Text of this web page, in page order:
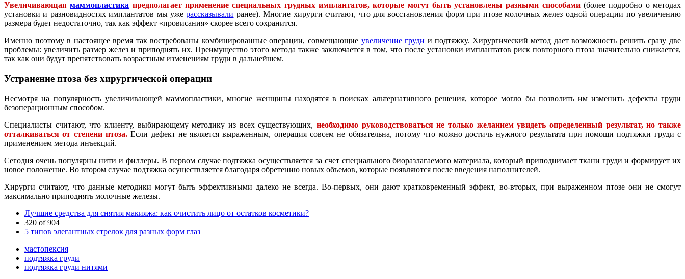
Увеличивающаямаммопластика предполагает применение специальных грудных имплантатов, которые могут быть установлены разными способами(более подробно о методах
установки и разновидностях имплантатов мы ужерассказывали ранее). Многие хирурги считают, что для восстановления форм при птозе молочных желез одной операции по увеличению
размера будет недостаточно, так как эффект «провисания» скорее всего сохранится.
Именно поэтому в настоящее время так востребованы комбинированные операции, совмещающие увеличение груди и подтяжку. Хирургический метод дает возможность решить сразу две
проблемы: увеличить размер желез и приподнять их. Преимущество этого метода также заключается в том, что после установки имплантатов риск повторного птоза значительно снижается,
так как они будут препятствовать возрастным изменениям груди в дальнейшем.
Устранение птоза без хирургической операции
Несмотря на популярность увеличивающей маммопластики, многие женщины находятся в поисках альтернативного решения, которое могло бы позволить им изменить дефекты груди
безоперационным способом.
Специалисты считают, что клиенту, выбирающему методику из всех существующих, необходимо руководствоваться не только желанием увидеть определенный результат, но также
отталкиваться от степени птоза.Если дефект не является выраженным, операция совсем не обязательна, потому что можно достичь нужного результата при помощи подтяжки груди с
применением метода инъекций.
Сегодня очень популярны нити и филлеры. В первом случае подтяжка осуществляется за счет специального биоразлагаемого материала, который приподнимает ткани груди и формирует их
новое положение. Во втором случае подтяжка осуществляется благодаря обретению новых объемов, которые появляются после введения наполнителей.
Хирурги считают, что данные методики могут быть эффективными далеко не всегда. Во-первых, они дают кратковременный эффект, во-вторых, при выраженном птозе они не смогут
максимально приподнять молочные железы.
Лучшие средства для снятия макияжа: как очистить лицо от остатков косметики?
320 of 904
5 типов элегантных стрелок для разных форм глаз
мастопексия
подтяжка груди
подтяжка груди нитями